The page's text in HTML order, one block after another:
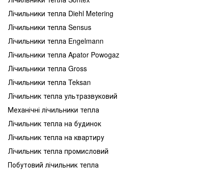
Лічильники тепла Diehl Metering
Лічильники тепла Sensus
Лічильники тепла Engelmann
Лічильники тепла Apator Powogaz
Лічильники тепла Gross
Лічильники тепла Teksan
Лічильник тепла ультразвуковий
Механічні лічильники тепла
Лічильник тепла на будинок
Лічильник тепла на квартиру
Лічильник тепла промисловий
Побутовий лічильник тепла